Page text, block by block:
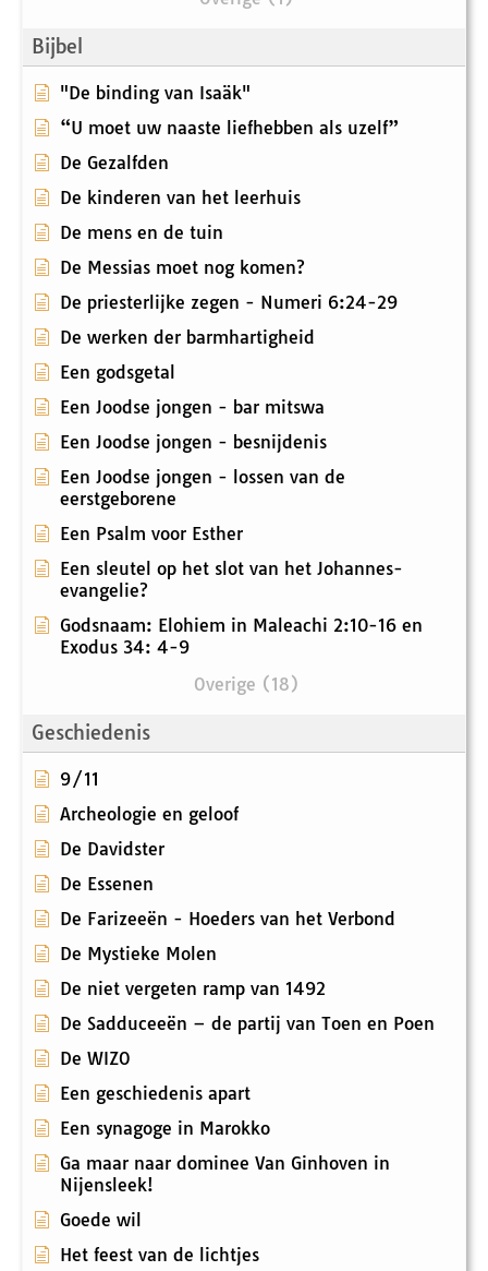
Bijbel
"De binding van Isaäk"
“U moet uw naaste liefhebben als uzelf”
De Gezalfden
De kinderen van het leerhuis
De mens en de tuin
De Messias moet nog komen?
De priesterlijke zegen - Numeri 6:24-29
De werken der barmhartigheid
Een godsgetal
Een Joodse jongen - bar mitswa
Een Joodse jongen - besnijdenis
Een Joodse jongen - lossen van de
eerstgeborene
Een Psalm voor Esther
Een sleutel op het slot van het Johannes-
evangelie?
Godsnaam: Elohiem in Maleachi 2:10-16 en
Exodus 34: 4-9
Overige (18)
Geschiedenis
9/11
Archeologie en geloof
De Davidster
De Essenen
De Farizeeën - Hoeders van het Verbond
De Mystieke Molen
De niet vergeten ramp van 1492
De Sadduceeën – de partij van Toen en Poen
De WIZO
Een geschiedenis apart
Een synagoge in Marokko
Ga maar naar dominee Van Ginhoven in
Nijensleek!
Goede wil
Het feest van de lichtjes